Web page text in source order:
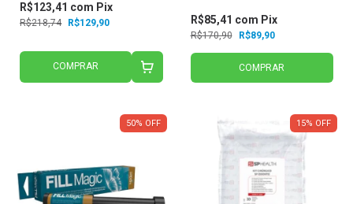
R$218,74 R$129,90
R$123,41 com Pix
COMPRAR
R$170,90 R$89,90
R$85,41 com Pix
COMPRAR
50% OFF 15% OFF